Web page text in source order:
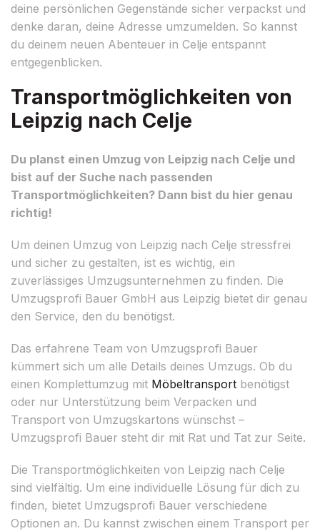
deine persönlichen Gegenstände sicher verpackst und
denke daran, deine Adresse umzumelden. So kannst
du deinem neuen Abenteuer in Celje entspannt
entgegenblicken.
Transportmöglichkeiten von
Leipzig nach Celje
Du planst einen Umzug von Leipzig nach Celje und
bist auf der Suche nach passenden
Transportmöglichkeiten? Dann bist du hier genau
richtig!
Um deinen Umzug von Leipzig nach Celje stressfrei
und sicher zu gestalten, ist es wichtig, ein
zuverlässiges Umzugsunternehmen zu finden. Die
Umzugsprofi Bauer GmbH aus Leipzig bietet dir genau
den Service, den du benötigst.
Das erfahrene Team von Umzugsprofi Bauer
kümmert sich um alle Details deines Umzugs. Ob du
einen Komplettumzug mit Möbeltransport benötigst
oder nur Unterstützung beim Verpacken und
Transport von Umzugskartons wünschst –
Umzugsprofi Bauer steht dir mit Rat und Tat zur Seite.
Die Transportmöglichkeiten von Leipzig nach Celje
sind vielfältig. Um eine individuelle Lösung für dich zu
finden, bietet Umzugsprofi Bauer verschiedene
Optionen an. Du kannst zwischen einem Transport per